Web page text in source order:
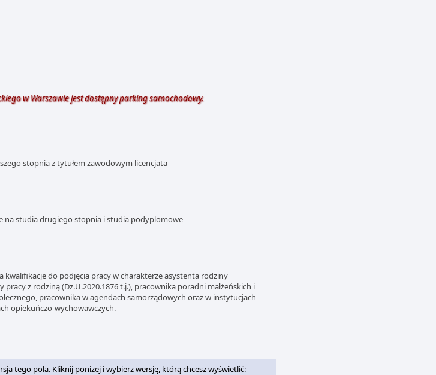
w Warszawie jest dostępny parking samochodowy.
stopnia z tytułem zawodowym licencjata
na studia drugiego stopnia i studia podyplomowe
kwalifikacje do podjęcia pracy w charakterze asystenta rodziny
pracy z rodziną (Dz.U.2020.1876 t.j.), pracownika poradni małżeńskich i
pracownika w agendach samorządowych oraz w instytucjach
opiekuńczo-wychowawczych.
tego pola. Kliknij poniżej i wybierz wersję, którą chcesz wyświetlić: